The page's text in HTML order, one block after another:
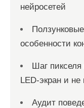
нейросетей
особенности
Шаг
LED-экран и не
Аудит